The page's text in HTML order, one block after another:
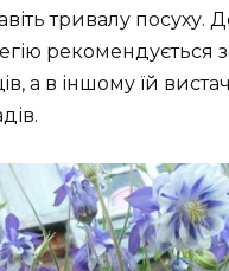
тривалу посуху.
рекомендується
а в іншому їй